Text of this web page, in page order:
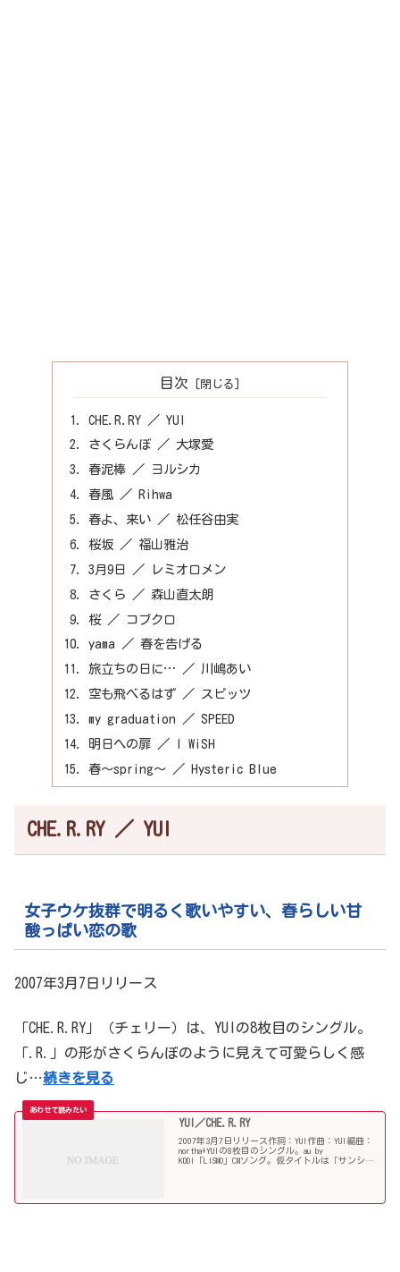
目次
CHE.R.RY ／ YUI
さくらんぼ ／ 大塚愛
春泥棒 ／ ヨルシカ
春風 ／ Rihwa
春よ、来い ／ 松任谷由実
桜坂 ／ 福山雅治
3月9日 ／ レミオロメン
さくら ／ 森山直太朗
桜 ／ コブクロ
yama ／ 春を告げる
旅立ちの日に… ／ 川嶋あい
空も飛べるはず ／ スピッツ
my graduation ／ SPEED
明日への扉 ／ I WiSH
春～spring～ ／ Hysteric Blue
CHE.R.RY ／ YUI
女子ウケ抜群で明るく歌いやすい、春らしい甘
酸っぱい恋の歌
2007年3月7日リリース
「CHE.R.RY」（チェリー）は、YUIの8枚目のシングル。
「.R.」の形がさくらんぼのように見えて可愛らしく感
じ…続きを見る
YUI／CHE.R.RY
2007年3月7日リリース作詞：YUI作曲：YUI編曲：
northa+YUIの8枚目のシングル。au by
KDDI「LISMO」CMソング。仮タイトルは「サンシャ